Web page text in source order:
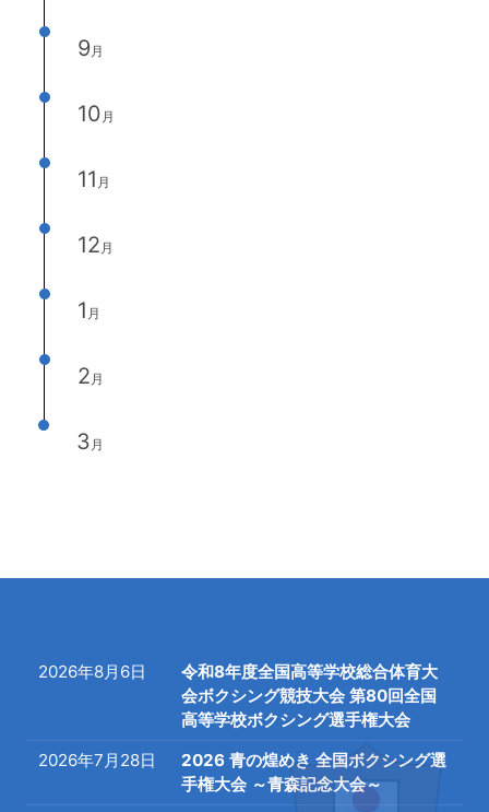
9月
10 月
11 月
12 月
1 月
2 月
3 月
2026年8月6日
令和8年度全国高等学校総合体育大
会ボクシング競技大会 第80回全国
高等学校ボクシング選手権大会
2026年7月28日
2026 青の煌めき 全国ボクシング選
手権大会 ～青森記念大会～